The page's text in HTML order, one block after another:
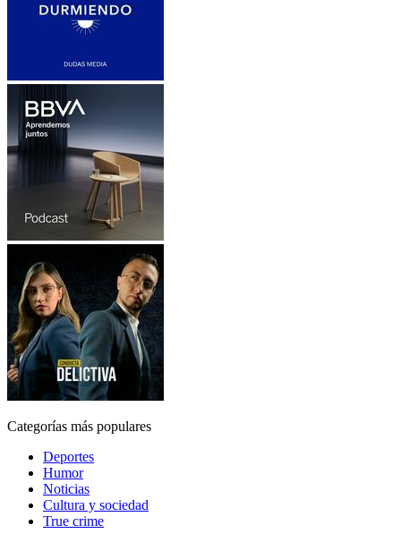
Categorías más populares
Deportes
Humor
Noticias
Cultura y sociedad
True crime